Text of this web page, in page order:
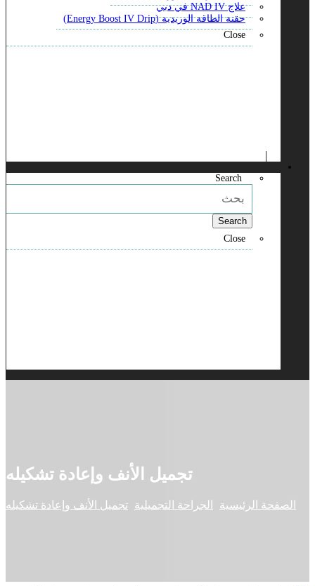
علاج NAD IV في دبي
حقنة الطاقة الوريدية (Energy Boost IV Drip)
Close
Search
Search
Close
تجميل الأنف وإعادة تشكيله
الصفحة الرئيسية الجراحة التجميلية تجميل الأنف وإعادة تشكيله